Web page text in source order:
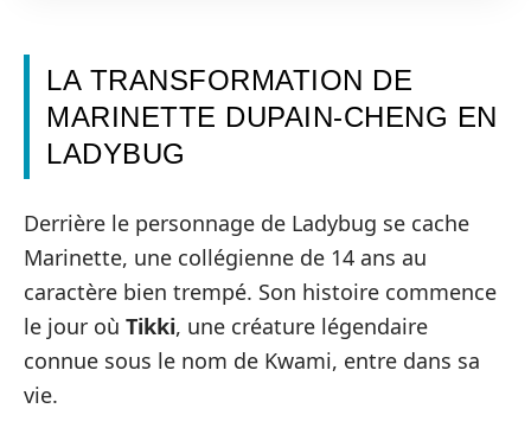
LA TRANSFORMATION DE
MARINETTE DUPAIN-CHENG EN
LADYBUG
Derrière le personnage de Ladybug se cache
Marinette, une collégienne de 14 ans au
caractère bien trempé. Son histoire commence
le jour où Tikki, une créature légendaire
connue sous le nom de Kwami, entre dans sa
vie.